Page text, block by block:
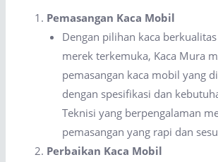
Pemasangan Kaca Mobil
Dengan pilihan kaca
merek terkemuka, Kaca Mura
pemasangan kaca mobil yang
dengan spesifikasi dan
Teknisi yang berpengalaman
pemasangan yang rapi dan
Perbaikan Kaca Mobil